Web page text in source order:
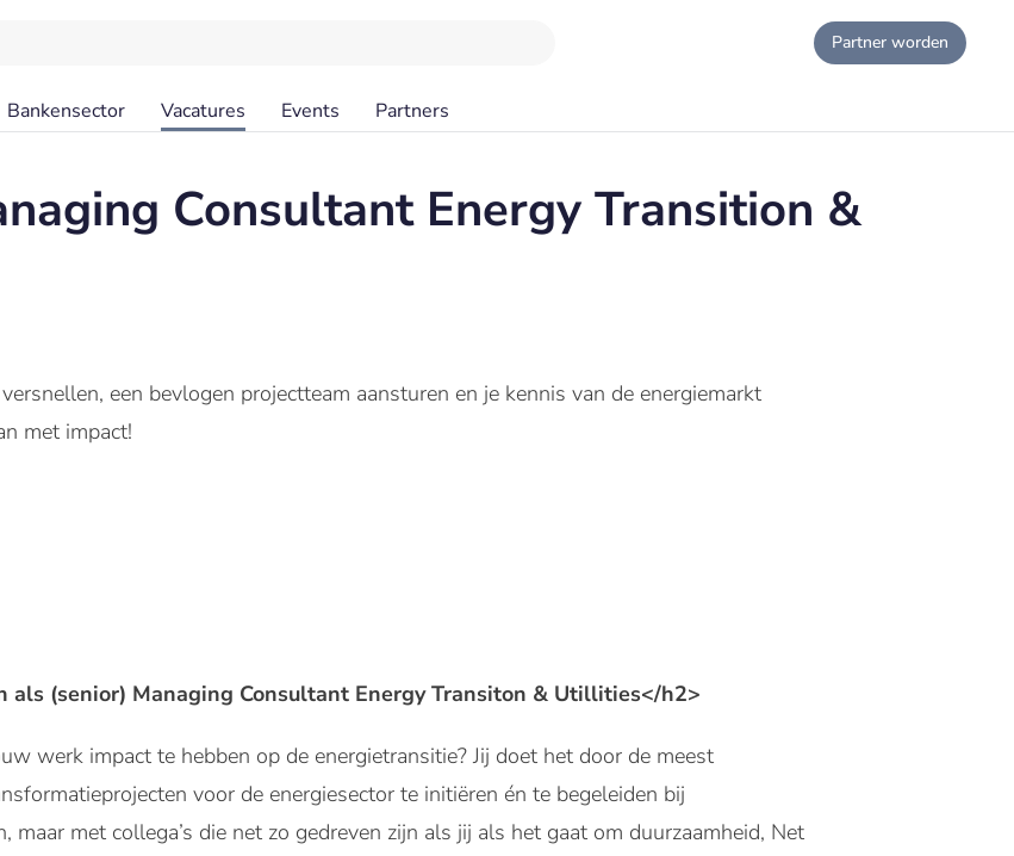
Partner worden
Bankensector Vacatures Events Partners
Consultant Energy Transition &
een bevlogen projectteam aansturen en je kennis van de energiemarkt
met impact!
als (senior) Managing Consultant Energy Transiton & Utillities</h2>
werk impact te hebben op de energietransitie? Jij doet het door de meest
voor de energiesector te initiëren én te begeleiden bij
maar met collega’s die net zo gedreven zijn als jij als het gaat om duurzaamheid, Net